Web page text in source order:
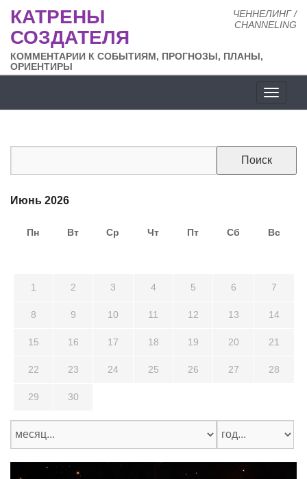
ЧЕННЕЛИНГ /
CHANNELING
КАТРЕНЫ
СОЗДАТЕЛЯ
КОММЕНТАРИИ К СОБЫТИЯМ, ПРОГНОЗЫ, ПЛАНЫ,
ОРИЕНТИРЫ
сайта
Июнь 2026
Пн Вт Ср Чт Пт Сб Вс
1 2 3 4 5 6 7
8 9 10 11 12 13 14
15 16 17 18 19 20 21
22 23 24 25 26 27 28
29 30